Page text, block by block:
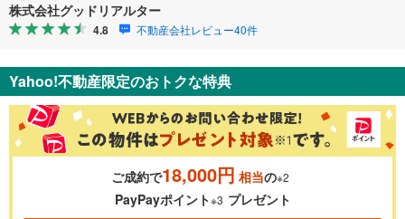
株式会社グッドリアルター
4.8 不動産会社レビュー40件
Yahoo!不動産限定のおトクな特典
ご成約で18,000円 相当の※2
PayPayポイント※3 プレゼント